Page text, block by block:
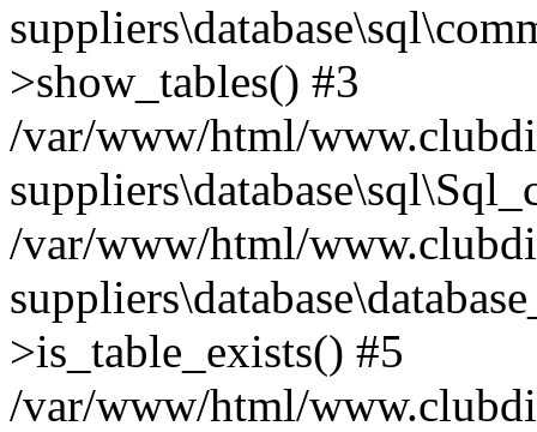
>show_tables() #3
/var/www/html/
/var/www/html/
>is_table_exists() #5
/var/www/html/